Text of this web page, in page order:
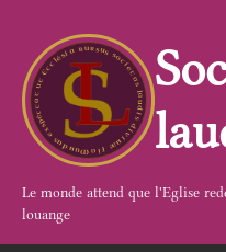
contenu
Le monde attend que l'Eglise
louange